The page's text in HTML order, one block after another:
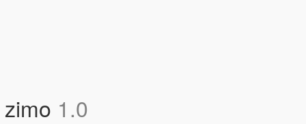
zimo 1.0